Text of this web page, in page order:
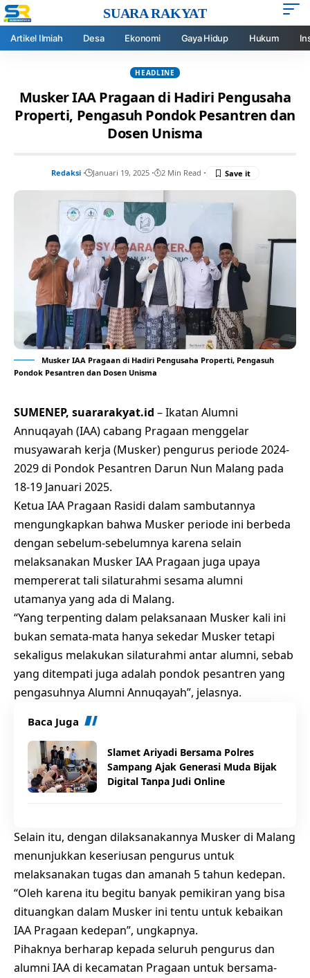
SUARA RAKYAT
Artikel Ilmiah Desa Ekonomi Gaya Hidup Hukum
HEADLINE
Musker IAA Pragaan di Hadiri Pengusaha
Properti, Pengasuh Pondok Pesantren dan
Dosen Unisma
Redaksi Januari 19, 2025 2 Min Read
Musker IAA Pragaan di Hadiri Pengusaha Properti, Pengasuh
Pondok Pesantren dan Dosen Unisma
SUMENEP, suararakyat.id – Ikatan Alumni
Annuqayah (IAA) cabang Pragaan menggelar
musyawarah kerja (Musker) pengurus periode 2024-
2029 di Pondok Pesantren Darun Nun Malang pada
18-19 Januari 2025.
Ketua IAA Pragaan Rasidi dalam sambutannya
mengungkapkan bahwa Musker periode ini berbeda
dengan sebelum-sebelumnya karena selain
melaksanakan Musker IAA Pragaan juga upaya
mempererat tali silaturahmi sesama alumni
utamanya yang ada di Malang.
“Yang terpenting dalam pelaksanaan Musker kali ini
bukan semata-mata hanya sekedar Musker tetapi
sekaligus melakukan silaturahmi antar alumni, sebab
yang ditempati juga adalah pondok pesantren yang
pengasuhnya Alumni Annuqayah”, jelasnya.
Baca Juga
Slamet Ariyadi Bersama Polres
Sampang Ajak Generasi Muda Bijak
Digital Tanpa Judi Online
Selain itu, dengan dilaksanakannya Musker di Malang
menunjukkan keseriusan pengurus untuk
melaksanakan tugas dan amanah 5 tahun kedepan.
“Oleh karena itu begitu banyak pemikiran yang bisa
dituangkan dalam Musker ini tentu untuk kebaikan
IAA Pragaan kedepan”, ungkapnya.
Pihaknya berharap kepada seluruh pengurus dan
alumni IAA di kecamatan Pragaan untuk bersama-